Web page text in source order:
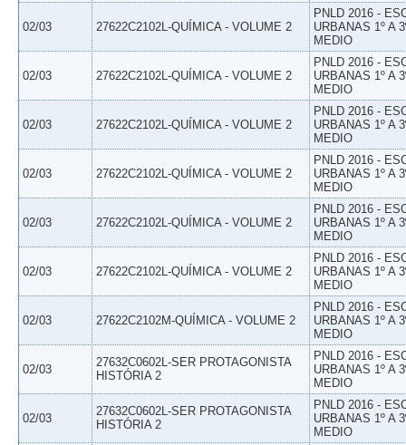
02/03 27622C2102L-QUÍMICA - VOLUME 2
PNLD 2016 -
URBANAS 1º A
MEDIO
02/03 27622C2102L-QUÍMICA - VOLUME 2
PNLD 2016 -
URBANAS 1º A
MEDIO
02/03 27622C2102L-QUÍMICA - VOLUME 2
PNLD 2016 -
URBANAS 1º A
MEDIO
02/03 27622C2102L-QUÍMICA - VOLUME 2
PNLD 2016 -
URBANAS 1º A
MEDIO
02/03 27622C2102L-QUÍMICA - VOLUME 2
PNLD 2016 -
URBANAS 1º A
MEDIO
02/03 27622C2102L-QUÍMICA - VOLUME 2
PNLD 2016 -
URBANAS 1º A
MEDIO
02/03 27622C2102M-QUÍMICA - VOLUME 2
PNLD 2016 -
URBANAS 1º A
MEDIO
02/03
27632C0602L-SER PROTAGONISTA
HISTÓRIA 2
PNLD 2016 -
URBANAS 1º A
MEDIO
02/03
27632C0602L-SER PROTAGONISTA
HISTÓRIA 2
PNLD 2016 -
URBANAS 1º A
MEDIO